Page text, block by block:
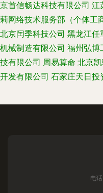
京首信畅达科技有限公司 江
莉网络技术服务部（个体工
北京闰季科技公司 黑龙江任
机械制造有限公司 福州弘博
技有限公司 周易算命 北京
开发有限公司 石家庄天日投
电